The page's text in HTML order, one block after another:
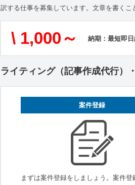
訳する仕事を募集しています。文章を書くこ
\ 1,000～ 納期：最短即
ライティング（記事作成代行）
案件登録
まずは案件登録をしましょう。案件登